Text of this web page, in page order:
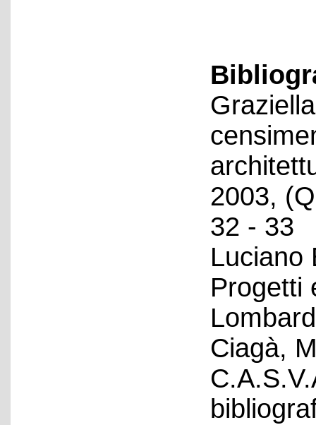
2003,
32 - 33
Luciano
Progetti
Ciagà,